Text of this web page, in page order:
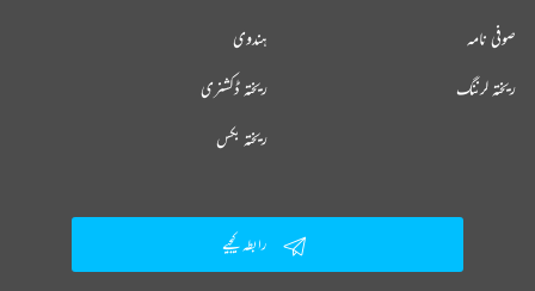
ہندوی صوفی نامہ
ریختہ ڈکشنری ریختہ لرننگ
ریختہ بکس
رابطہ کیجیے